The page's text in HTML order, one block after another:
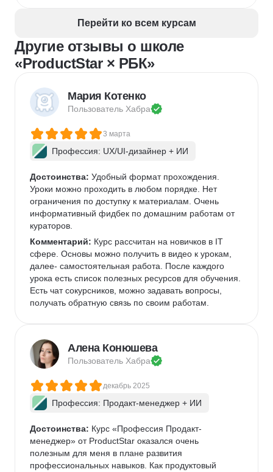
Перейти ко всем курсам
Другие отзывы о школе
«ProductStar × РБК»
Мария Котенко
Пользователь Хабра
3 марта
Профессия: UX/UI-дизайнер + ИИ
Достоинства: Удобный формат прохождения.
Уроки можно проходить в любом порядке. Нет
ограничения по доступку к материалам. Очень
информативный фидбек по домашним работам от
кураторов.
Комментарий: Курс рассчитан на новичков в IT
сфере. Основы можно получить в видео к урокам,
далее- самостоятельная работа. После каждого
урока есть список полезных ресурсов для обучения.
Есть чат сокурсников, можно задавать вопросы,
получать обратную связь по своим работам.
Алена Конюшева
Пользователь Хабра
декабрь 2025
Профессия: Продакт-менеджер + ИИ
Достоинства: Курс «Профессия Продакт-
менеджер» от ProductStar оказался очень
полезным для меня в плане развития
профессиональных навыков. Как продуктовый